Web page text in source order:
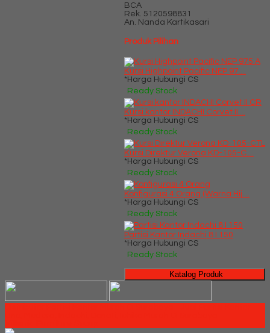
BCA
Rek. 5120598831
An. Nanda Kartikasari
Produk Pilihan
Kursi Highpoint Pacific NEP 97....
*Harga Hubungi CS
Ready Stock
Kursi kantor INDACHI Corvet II....
*Harga Hubungi CS
Ready Stock
Kursi Direktur Verona KD-105-C....
*Harga Hubungi CS
Ready Stock
Konfigurasi 4 Orang (Warna Hij....
*Harga Hubungi CS
Ready Stock
Partisi Kantor Indachi 8 I 150
*Harga Hubungi CS
Ready Stock
Katalog Produk